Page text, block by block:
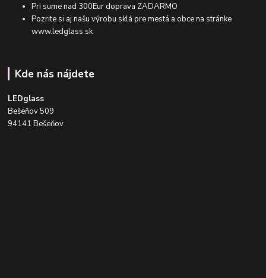
Pri sume nad 300Eur doprava ZADARMO
Pozrite si aj našu výrobu sklá pre mestá a obce na stránke
www.ledglass.sk
Kde nás nájdete
LEDglass
Bešeňov 509
94141 Bešeňov